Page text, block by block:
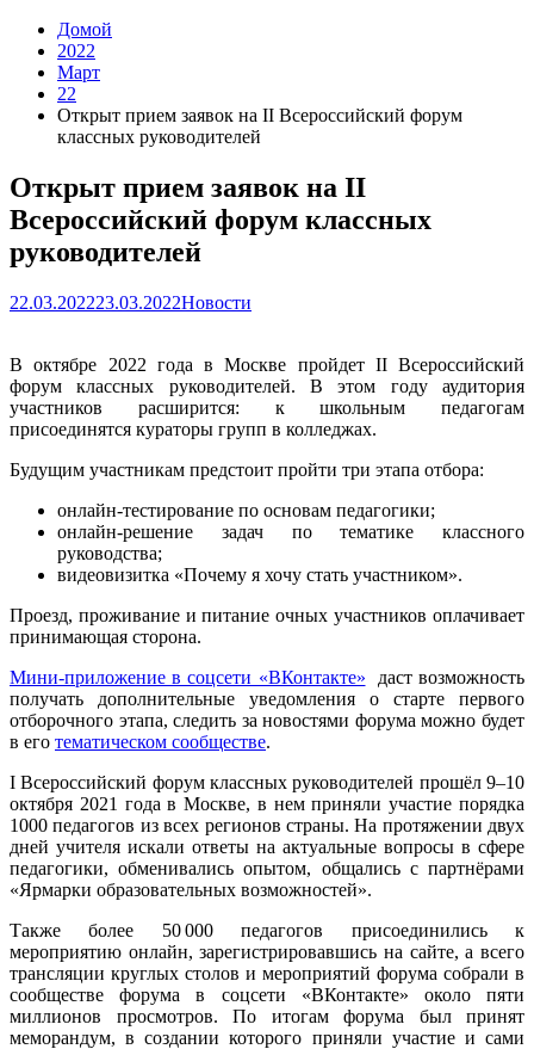
Домой
2022
Март
22
Открыт прием заявок на II Всероссийский форум
классных руководителей
Открыт прием заявок на II
Всероссийский форум классных
руководителей
22.03.202223.03.2022Новости
В октябре 2022 года в Москве пройдет II Всероссийский
форум классных руководителей. В этом году аудитория
участников расширится: к школьным педагогам
присоединятся кураторы групп в колледжах.
Будущим участникам предстоит пройти три этапа отбора:
онлайн-тестирование по основам педагогики;
онлайн-решение задач по тематике классного
руководства;
видеовизитка «Почему я хочу стать участником».
Проезд, проживание и питание очных участников оплачивает
принимающая сторона.
Мини-приложение в соцсети «ВКонтакте» даст возможность
получать дополнительные уведомления о старте первого
отборочного этапа, следить за новостями форума можно будет
в его тематическом сообществе.
I Всероссийский форум классных руководителей прошёл 9–10
октября 2021 года в Москве, в нем приняли участие порядка
1000 педагогов из всех регионов страны. На протяжении двух
дней учителя искали ответы на актуальные вопросы в сфере
педагогики, обменивались опытом, общались с партнёрами
«Ярмарки образовательных возможностей».
Также более 50 000 педагогов присоединились к
мероприятию онлайн, зарегистрировавшись на сайте, а всего
трансляции круглых столов и мероприятий форума собрали в
сообществе форума в соцсети «ВКонтакте» около пяти
миллионов просмотров. По итогам форума был принят
меморандум, в создании которого приняли участие и сами